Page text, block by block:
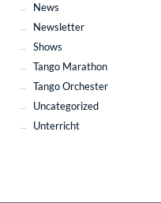
News
Newsletter
Shows
Tango Marathon
Tango Orchester
Uncategorized
Unterricht